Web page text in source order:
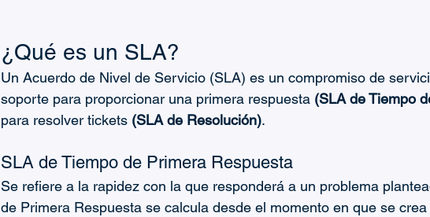
¿Qué es un SLA?
Un Acuerdo de Nivel de Servicio (SLA) es un compromiso de
soporte para proporcionar una primera respuesta (SLA de Tiempo
para resolver tickets (SLA de Resolución).
SLA de Tiempo de Primera Respuesta
Se refiere a la rapidez con la que responderá a un problema
de Primera Respuesta se calcula desde el momento en que se